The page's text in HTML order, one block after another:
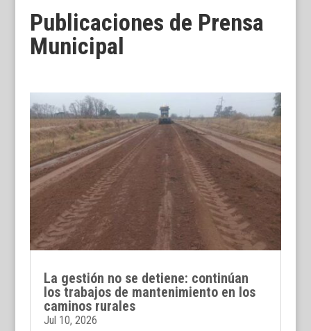
Publicaciones de Prensa
Municipal
La gestión no se detiene: continúan
los trabajos de mantenimiento en los
caminos rurales
Jul 10, 2026